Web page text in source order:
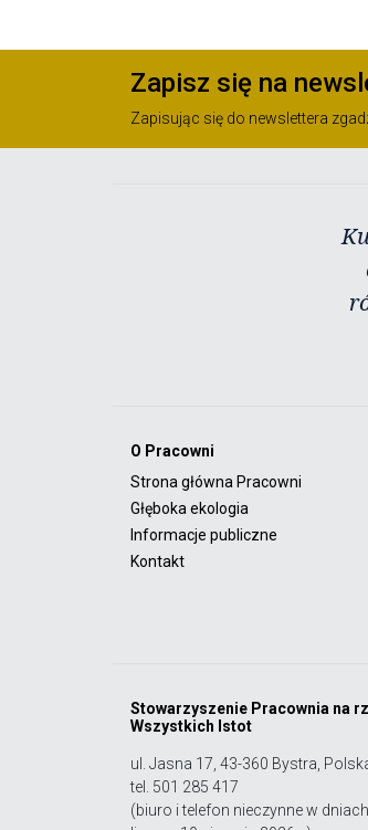
Zapisz się na
Zapisując się do newslettera
O Pracowni
Strona główna Pracowni
Głęboka ekologia
Informacje publiczne
Kontakt
Stowarzyszenie Pracownia na
Wszystkich Istot
ul. Jasna 17, 43-360 Bystra,
tel. 501 285 417
(biuro i telefon nieczynne w dniach